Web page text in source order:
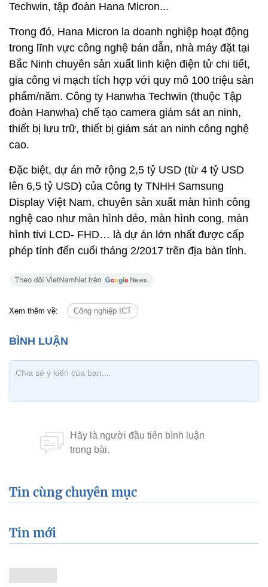
Techwin, tập đoàn Hana Micron...
Trong đó, Hana Micron la doanh nghiệp hoạt động
trong lĩnh vực công nghệ bán dẫn, nhà máy đặt tại
Bắc Ninh chuyên sản xuất linh kiện điện tử chi tiết,
gia công vi mạch tích hợp với quy mô 100 triệu sản
phẩm/năm. Công ty Hanwha Techwin (thuộc Tập
đoàn Hanwha) chế tạo camera giám sát an ninh,
thiết bị lưu trữ, thiết bị giám sát an ninh công nghệ
cao.
Đặc biệt, dự án mở rộng 2,5 tỷ USD (từ 4 tỷ USD
lên 6,5 tỷ USD) của Công ty TNHH Samsung
Display Việt Nam, chuyên sản xuất màn hình công
nghệ cao như màn hình dẻo, màn hình cong, màn
hình tivi LCD- FHD… là dự án lớn nhất được cấp
phép tính đến cuối tháng 2/2017 trên địa bàn tỉnh.
Xem thêm về: Công nghiệp ICT
Tin cùng chuyên mục
Tin mới